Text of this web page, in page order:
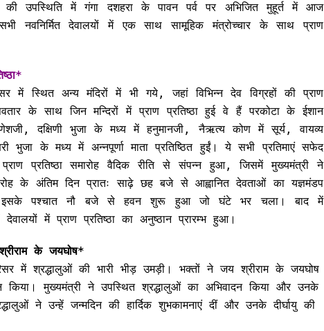
की उपस्थिति में गंगा दशहरा के पावन पर्व पर अभिजित मुहूर्त में आज
नवनिर्मित देवालयों में एक साथ सामूहिक मंत्रोच्चार के साथ प्राण
में स्थित अन्य मंदिरों में भी गये, जहां विभिन्न देव विग्रहों की प्राण
के साथ जिन मन्दिरों में प्राण प्रतिष्ठा हुई वे हैं परकोटा के ईशान
दक्षिणी भुजा के मध्य में हनुमानजी, नैऋत्य कोण में सूर्य, वायव्य
भुजा के मध्य में अन्नपूर्णा माता प्रतिष्ठित हुईं। ये सभी प्रतिमाएं सफेद
प्रतिष्ठा समारोह वैदिक रीति से संपन्न हुआ, जिसमें मुख्यमंत्री ने
के अंतिम दिन प्रातः साढ़े छह बजे से आह्वानित देवताओं का यज्ञमंडप
इसके पश्चात नौ बजे से हवन शुरू हुआ जो घंटे भर चला। बाद में
में प्राण प्रतिष्ठा का अनुष्ठान प्रारम्भ हुआ।
के जयघोष*
में श्रद्धालुओं की भारी भीड़ उमड़ी। भक्तों ने जय श्रीराम के जयघोष
मुख्यमंत्री ने उपस्थित श्रद्धालुओं का अभिवादन किया और उनके
ने उन्हें जन्मदिन की हार्दिक शुभकामनाएं दीं और उनके दीर्घायु की